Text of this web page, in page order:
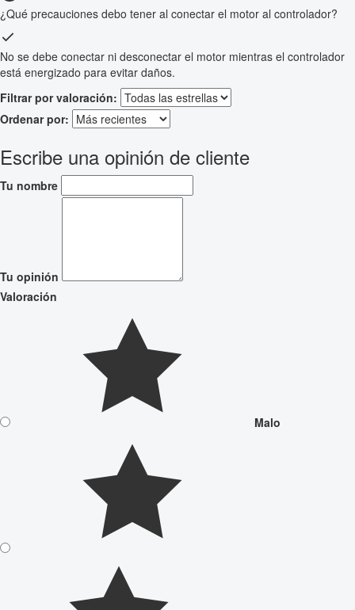
¿Qué precauciones debo tener al conectar el motor al controlador?
No se debe conectar ni desconectar el motor mientras el controlador
está energizado para evitar daños.
Filtrar por valoración:
Ordenar por:
Escribe una opinión de cliente
Tu nombre
Tu opinión
Valoración
Malo